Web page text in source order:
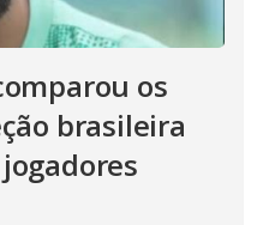
os
brasileira